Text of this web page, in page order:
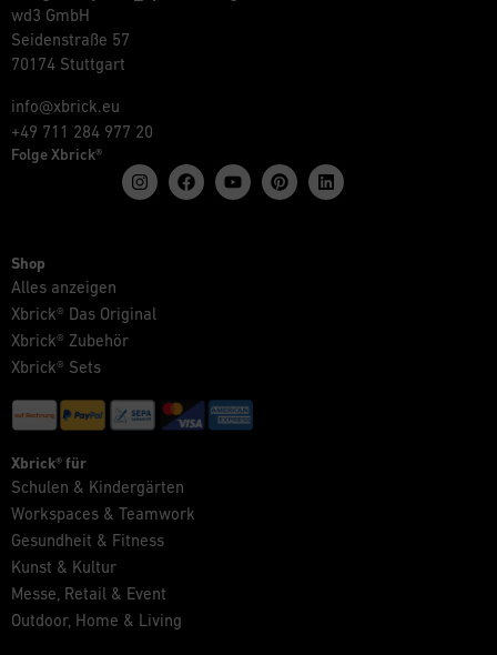
wd3 GmbH
Seidenstraße 57
70174 Stuttgart
info@xbrick.eu
+49 711 284 977 20
Folge Xbrick®
Shop
Alles anzeigen
Xbrick® Das Original
Xbrick® Zubehör
Xbrick® Sets
Xbrick® für
Schulen & Kindergärten
Workspaces & Teamwork
Gesundheit & Fitness
Kunst & Kultur
Messe, Retail & Event
Outdoor, Home & Living